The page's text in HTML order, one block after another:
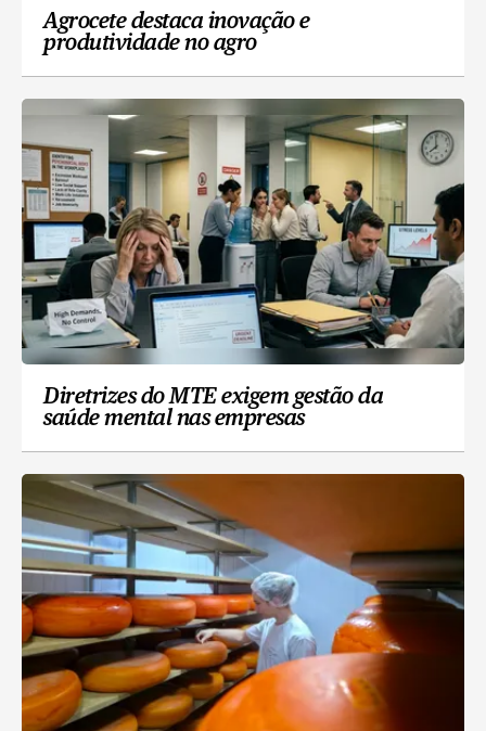
Agrocete destaca inovação e
produtividade no agro
Diretrizes do MTE exigem gestão da
saúde mental nas empresas